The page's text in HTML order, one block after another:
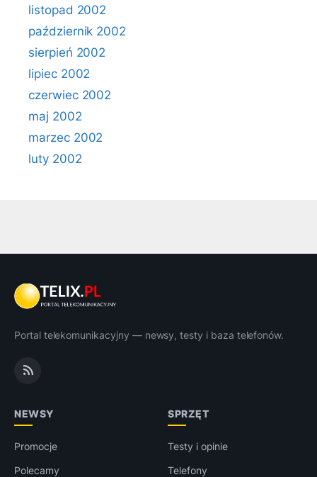
listopad 2002
październik 2002
sierpień 2002
lipiec 2002
czerwiec 2002
maj 2002
marzec 2002
luty 2002
Portal telekomunikacyjny — newsy, testy i baza telefonów.
NEWSY
Promocje
Polecamy
SPRZĘT
Testy i opinie
Telefony